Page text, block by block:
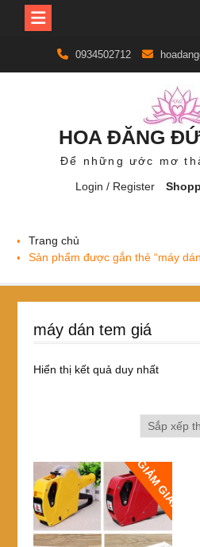
content
0934502712
HOA ĐĂNG
Để những ước mơ
Login / Register
Trang chủ
Sản phẩm được gắn thẻ “máy
máy dán tem giá
Hiển thị kết quả duy nhất
GIẢM GIÁ!